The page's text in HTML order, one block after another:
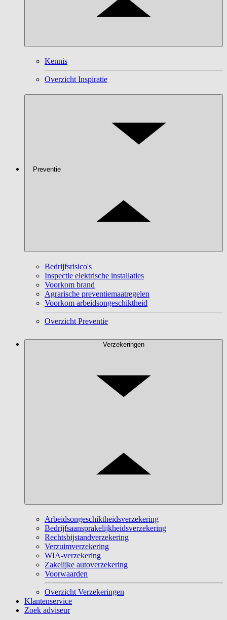
Kennis
Overzicht Inspiratie
Preventie
Bedrijfsrisico's
Inspectie elektrische installaties
Voorkom brand
Agrarische preventiemaatregelen
Voorkom arbeidsongeschiktheid
Overzicht Preventie
Verzekeringen
Arbeidsongeschiktheidsverzekering
Bedrijfsaansprakelijkheidsverzekering
Rechtsbijstandverzekering
Verzuimverzekering
WIA-verzekering
Zakelijke autoverzekering
Voorwaarden
Overzicht Verzekeringen
Klantenservice
Zoek adviseur